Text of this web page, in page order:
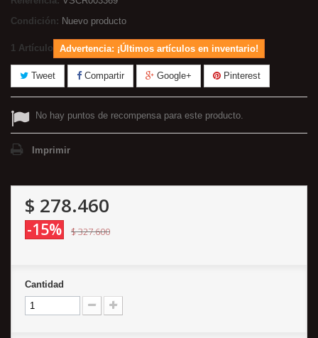
Condición: Nuevo producto
1 Artículo Advertencia: ¡Últimos artículos en inventario!
Tweet Compartir Google+ Pinterest
No hay puntos de recompensa para este producto.
Imprimir
$ 278.460
-15% $ 327.600
Cantidad